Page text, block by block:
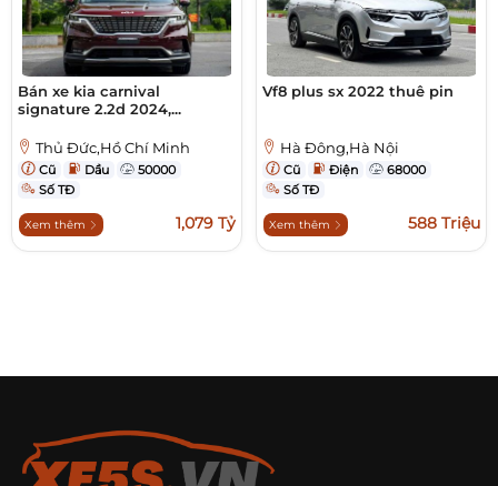
Bán xe kia carnival
signature 2.2d 2024,...
Thủ Đức,Hồ Chí Minh
Cũ Dầu
50000
Số TĐ
Xem thêm 1,079 Tỷ
Vf8 plus sx 2022 thuê pin
Hà Đông,Hà Nội
Cũ Điện
68000
Số TĐ
Xem thêm 588 Triệu